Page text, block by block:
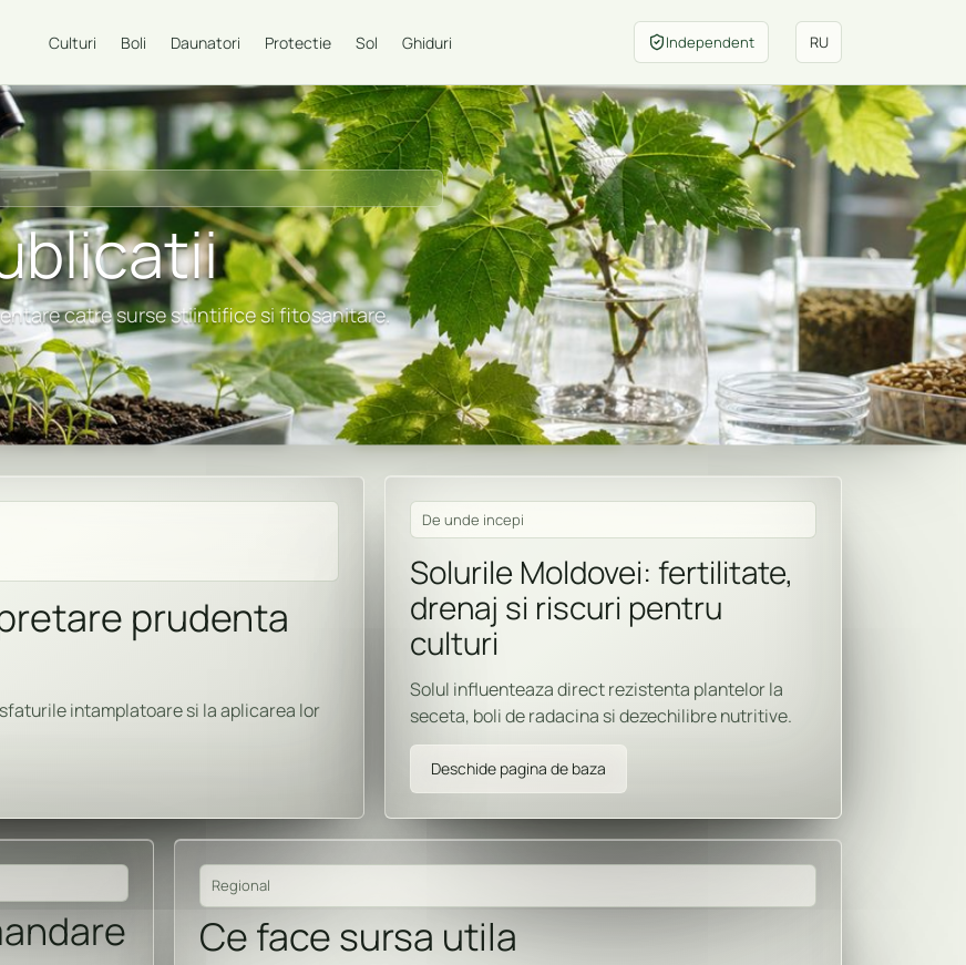
Culturi Boli Daunatori Protectie Sol Ghiduri Independent RU
catre surse stiintifice si fitosanitare.
prudenta
intamplatoare si la aplicarea lor
De unde incepi
Solurile Moldovei: fertilitate,
drenaj si riscuri pentru
culturi
Solul influenteaza direct rezistenta plantelor la
seceta, boli de radacina si dezechilibre nutritive.
Deschide pagina de baza
Regional
Ce face sursa utila